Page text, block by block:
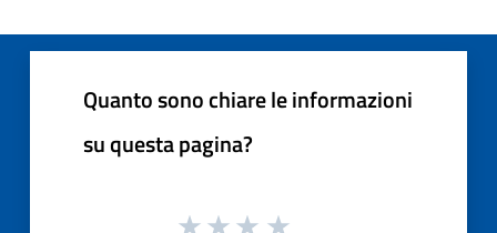
Quanto sono chiare le informazioni
su questa pagina?